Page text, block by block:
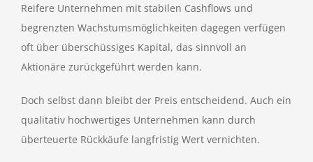
Reifere Unternehmen mit stabilen Cashflows und
begrenzten Wachstumsmöglichkeiten dagegen verfügen
oft über überschüssiges Kapital, das sinnvoll an
Aktionäre zurückgeführt werden kann.
Doch selbst dann bleibt der Preis entscheidend. Auch ein
qualitativ hochwertiges Unternehmen kann durch
überteuerte Rückkäufe langfristig Wert vernichten.